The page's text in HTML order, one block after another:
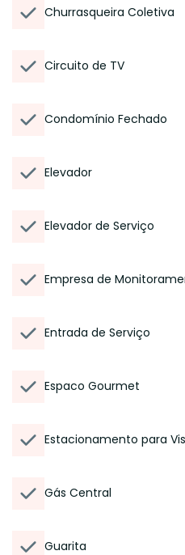
Churrasqueira Coletiva
Circuito de TV
Condomínio Fechado
Elevador
Elevador de Serviço
Empresa de
Entrada de Serviço
Espaco Gourmet
Estacionamento para
Gás Central
Guarita